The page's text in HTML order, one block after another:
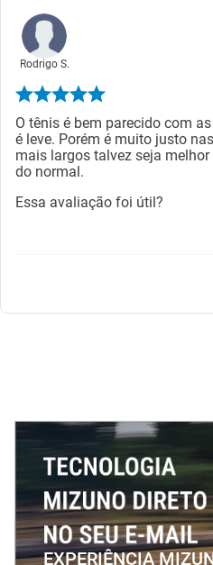
Rodrigo S.
O tênis é bem parecido com
é leve. Porém é muito justo
mais largos talvez seja
do normal.
Essa avaliação foi útil?
EXPERIÊNCIA